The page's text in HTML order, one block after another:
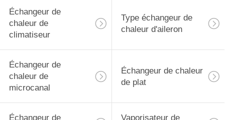
Échangeur de
chaleur de
climatiseur
Type échangeur de
chaleur d'aileron
Échangeur de
chaleur de
microcanal
Échangeur de chaleur
de plat
Échangeur de Vaporisateur de